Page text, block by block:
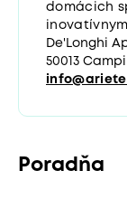
domácich
De'Longhi
50013
Poradňa